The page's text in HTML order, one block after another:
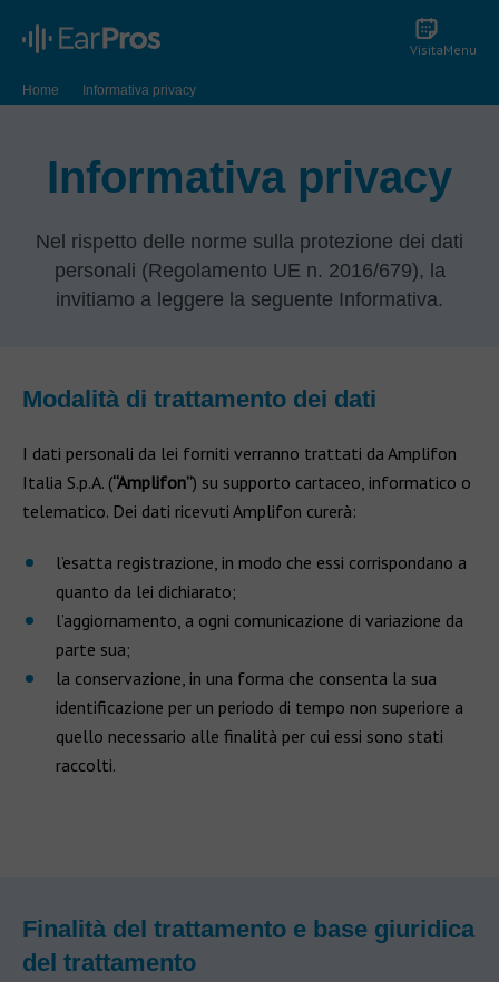
VisitaMenu
Home Informativa privacy
Informativa privacy
Nel rispetto delle norme sulla protezione dei dati
personali (Regolamento UE n. 2016/679), la
invitiamo a leggere la seguente Informativa.
Modalità di trattamento dei dati
I dati personali da lei forniti verranno trattati da Amplifon
Italia S.p.A. (“Amplifon”) su supporto cartaceo, informatico o
telematico. Dei dati ricevuti Amplifon curerà:
l’esatta registrazione, in modo che essi corrispondano a
quanto da lei dichiarato;
l’aggiornamento, a ogni comunicazione di variazione da
parte sua;
la conservazione, in una forma che consenta la sua
identificazione per un periodo di tempo non superiore a
quello necessario alle finalità per cui essi sono stati
raccolti.
Finalità del trattamento e base giuridica
del trattamento